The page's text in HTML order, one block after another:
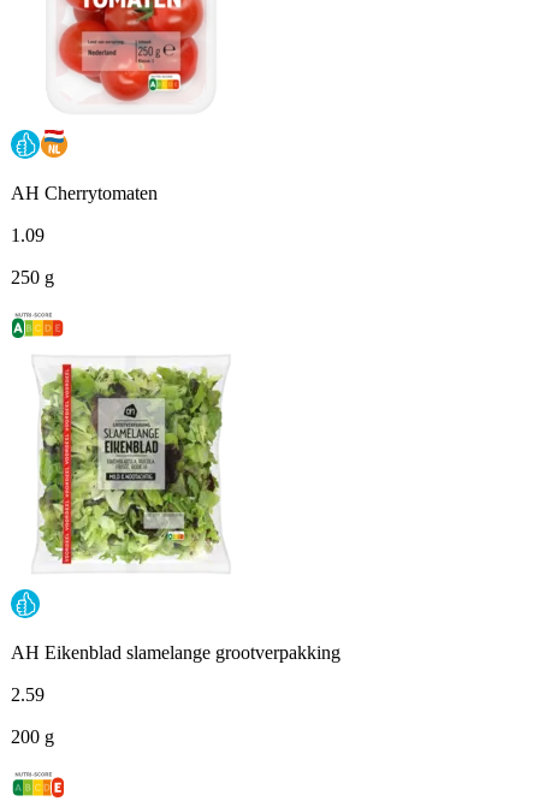
AH Cherrytomaten
1 .09
250 g
AH Eikenblad slamelange grootverpakking
2.59
200 g